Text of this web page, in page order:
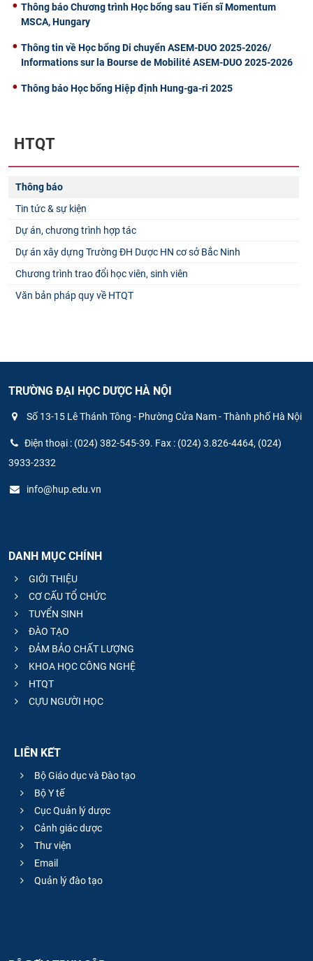
Thông báo Chương trình Học bổng sau Tiến sĩ Momentum
MSCA, Hungary
Thông tin về Học bổng Di chuyển ASEM-DUO 2025-2026/
Informations sur la Bourse de Mobilité ASEM-DUO 2025-2026
Thông báo Học bổng Hiệp định Hung-ga-ri 2025
HTQT
Thông báo
Tin tức & sự kiện
Dự án, chương trình hợp tác
Dự án xây dựng Trường ĐH Dược HN cơ sở Bắc Ninh
Chương trình trao đổi học viên, sinh viên
Văn bản pháp quy về HTQT
TRƯỜNG ĐẠI HỌC DƯỢC HÀ NỘI
Số 13-15 Lê Thánh Tông - Phường Cửa Nam - Thành phố Hà Nội
Điện thoại : (024) 382-545-39. Fax : (024) 3.826-4464, (024)
3933-2332
info@hup.edu.vn
DANH MỤC CHÍNH
GIỚI THIỆU
CƠ CẤU TỔ CHỨC
TUYỂN SINH
ĐÀO TẠO
ĐẢM BẢO CHẤT LƯỢNG
KHOA HỌC CÔNG NGHỆ
HTQT
CỰU NGƯỜI HỌC
LIÊN KẾT
Bộ Giáo dục và Đào tạo
Bộ Y tế
Cục Quản lý dược
Cảnh giác dược
Thư viện
Email
Quản lý đào tạo